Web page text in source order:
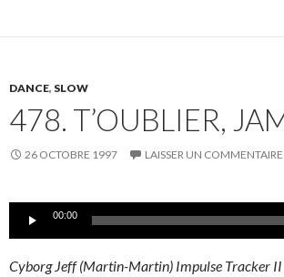
DANCE, SLOW
478. T’OUBLIER,
26 OCTOBRE 1997 LAISSER UN COMMENTAIRE
Lecteur00:00
Cyborg Jeff (Martin-Martin) Impulse Tracker